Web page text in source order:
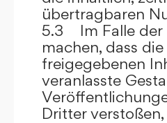
übertragbaren
5.3 Im Falle der
machen, dass
freigegebenen
veranlasste
Dritter